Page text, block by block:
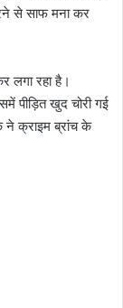
से साफ मना कर
लगा रहा है।
पीड़ित खुद चोरी गई
ने क्राइम ब्रांच के